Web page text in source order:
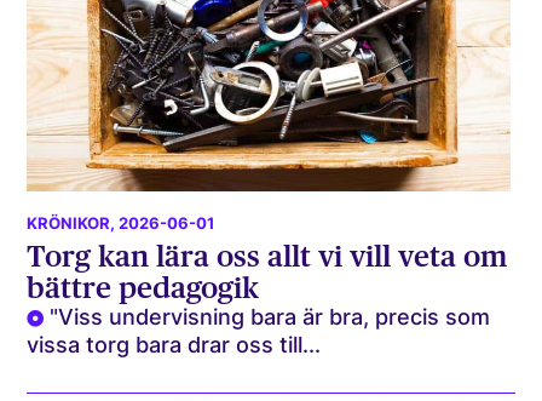
KRÖNIKOR, 2026-06-01
Torg kan lära oss allt vi vill veta om
bättre pedagogik
"Viss undervisning bara är bra, precis som
vissa torg bara drar oss till...